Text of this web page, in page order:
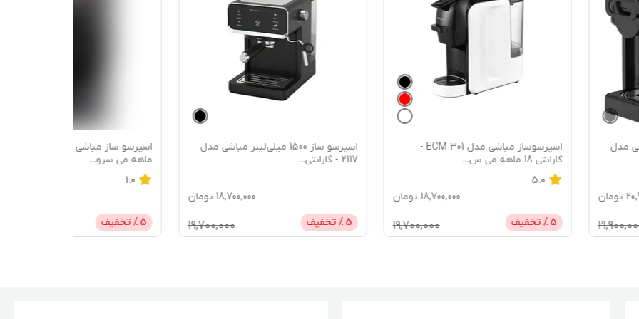
اسپرسوساز مباشی مدل ECM 301 -
19,700,000
اسپرسو ساز 1500 میلی‌لیتر مباشی مدل
2117 - گارانتی
% تخفیف 19,700,000
اسپرسو ساز مباشی مدل 2009 - گارانتی 18
% تخفیف 20,400,000